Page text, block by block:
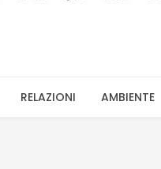
RELAZIONI AMBIENTE